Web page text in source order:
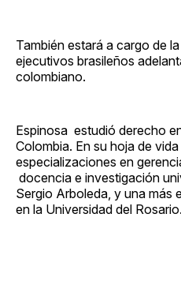
También estará a cargo de
ejecutivos brasileños
colombiano.
Espinosa estudió derecho
Colombia. En su hoja de
especializaciones en
docencia e investigación
Sergio Arboleda, y una más
en la Universidad del Rosario.